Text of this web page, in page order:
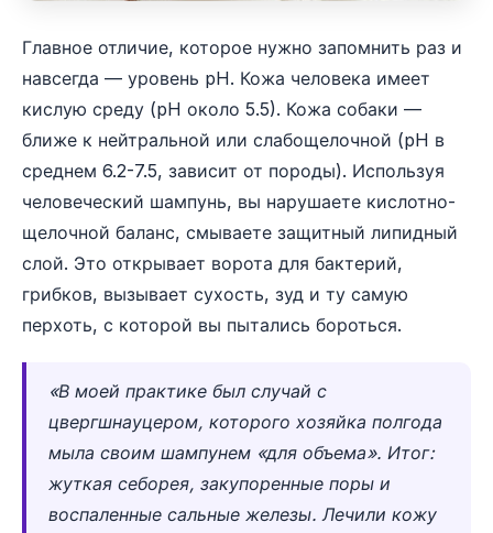
Главное отличие, которое нужно запомнить раз и
навсегда — уровень pH. Кожа человека имеет
кислую среду (pH около 5.5). Кожа собаки —
ближе к нейтральной или слабощелочной (pH в
среднем 6.2-7.5, зависит от породы). Используя
человеческий шампунь, вы нарушаете кислотно-
щелочной баланс, смываете защитный липидный
слой. Это открывает ворота для бактерий,
грибков, вызывает сухость, зуд и ту самую
перхоть, с которой вы пытались бороться.
«В моей практике был случай с
цвергшнауцером, которого хозяйка полгода
мыла своим шампунем «для объема». Итог:
жуткая себорея, закупоренные поры и
воспаленные сальные железы. Лечили кожу